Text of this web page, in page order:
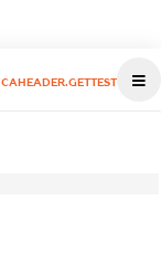
CAHEADER.GETTEST